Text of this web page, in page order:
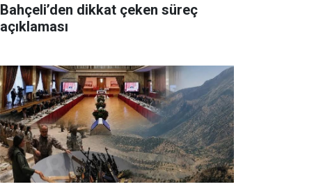
Bahçeli’den dikkat çeken süreç
açıklaması